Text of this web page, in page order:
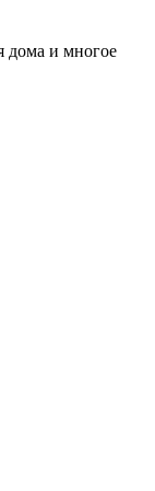
дома и многое